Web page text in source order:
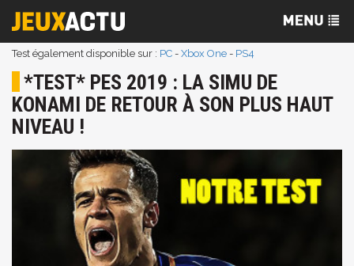
Test également disponible sur : PC - Xbox One - PS4
*TEST* PES 2019 : LA SIMU DE
KONAMI DE RETOUR À SON PLUS HAUT
NIVEAU !